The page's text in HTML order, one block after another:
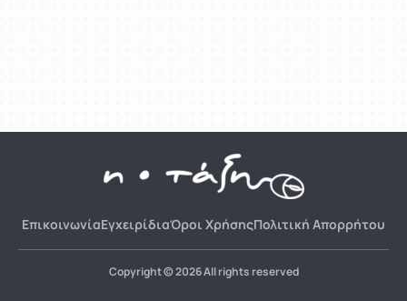
ΕπικοινωνίαΕγχειρίδιαΌροι ΧρήσηςΠολιτική Απορρήτου
Copyright © 2026 All rights reserved